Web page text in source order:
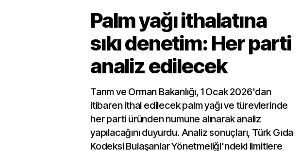
Palm yağı ithalatına
sıkı denetim: Her parti
analiz edilecek
Tarım ve Orman Bakanlığı, 1 Ocak 2026'dan
itibaren ithal edilecek palm yağı ve türevlerinde
her parti üründen numune alınarak analiz
yapılacağını duyurdu. Analiz sonuçları, Türk Gıda
Kodeksi Bulaşanlar Yönetmeliği'ndeki limitlere